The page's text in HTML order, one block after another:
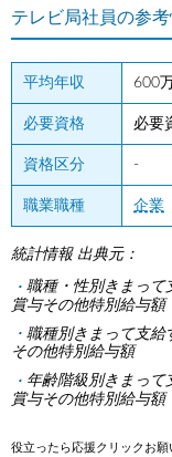
テレビ局社員の参考
平均年収 600
必要資格 必要
資格区分 -
職業職種 企業
統計情報 出典元：
職種・性別きまって
賞与その他特別給与額
職種別きまって支給
その他特別給与額
年齢階級別きまって
賞与その他特別給与額
役立ったら応援クリックお願